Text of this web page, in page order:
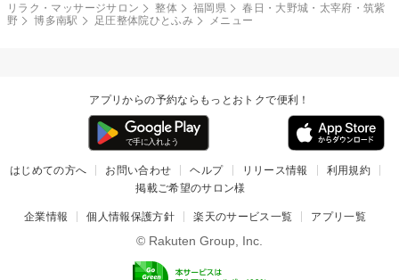
リラク・マッサージサロン 整体 福岡県
春日・大野城・太宰府・筑紫
野
博多南駅 足圧整体院ひとふみ メニュー
アプリからの予約ならもっとおトクで便利！
はじめての方へ お問い合わせ ヘルプ リリース情報
利用規約
掲載ご希望のサロン様
企業情報 個人情報保護方針 楽天のサービス一覧 アプリ一覧
© Rakuten Group, Inc.